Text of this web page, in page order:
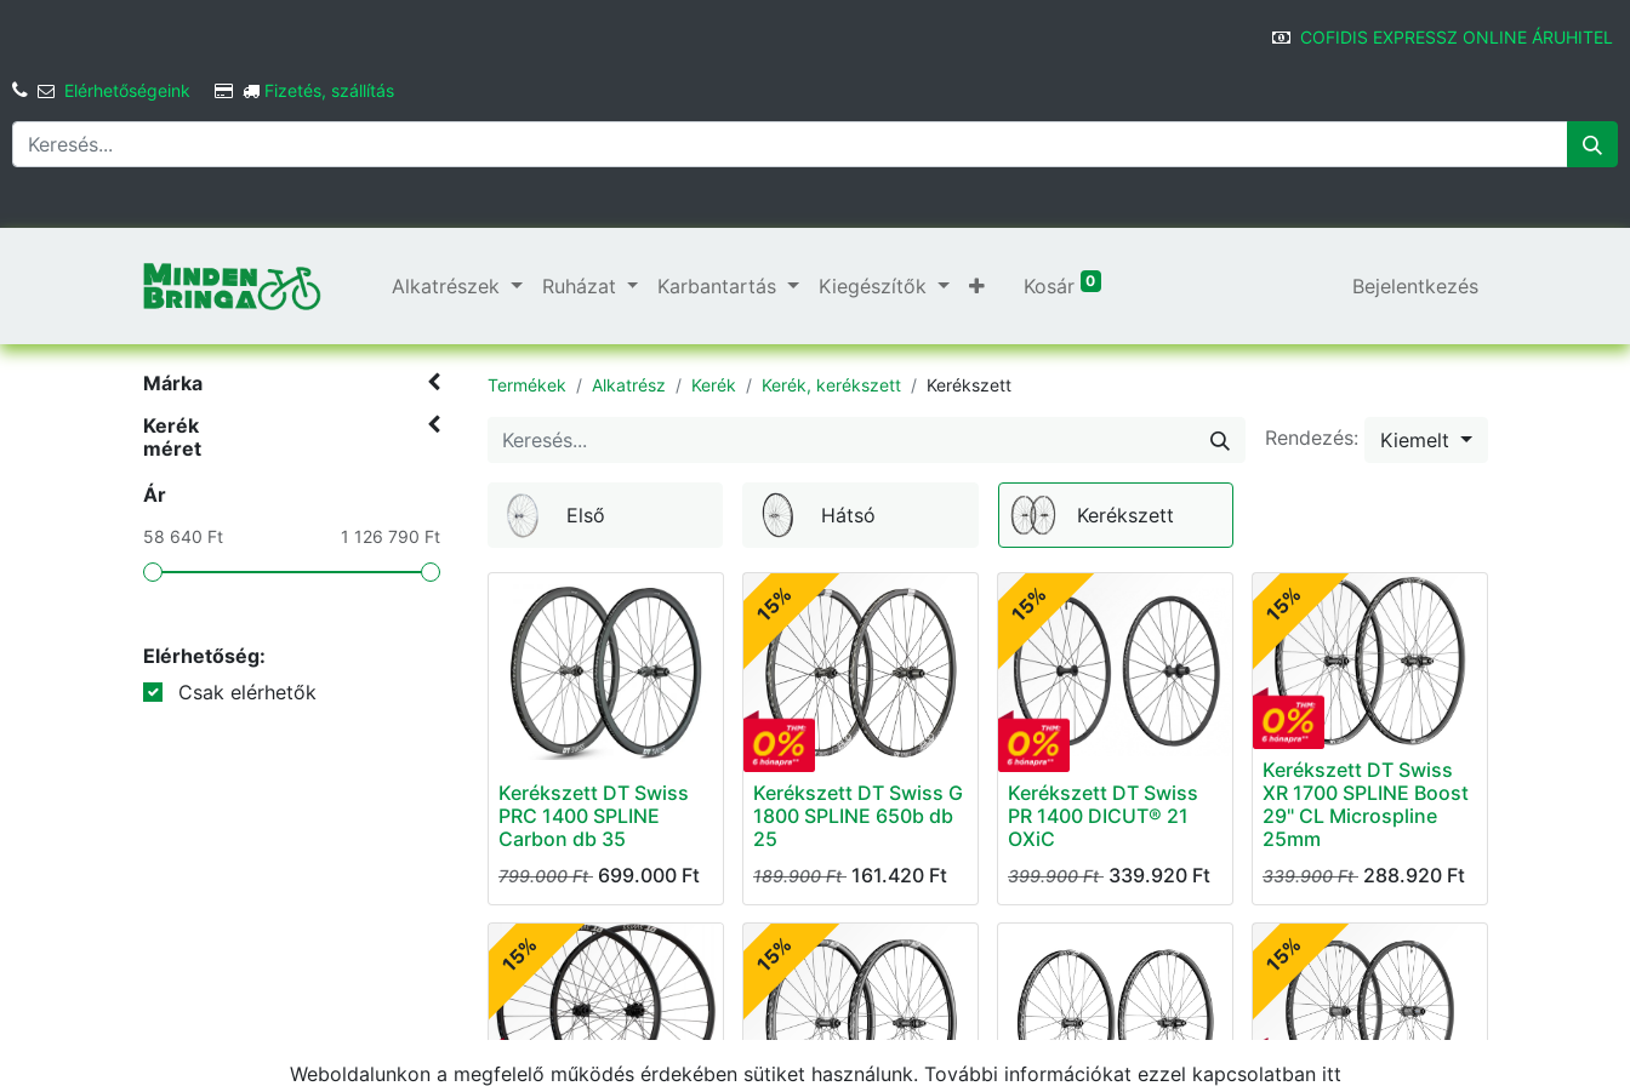
COFIDIS EXPRESSZ ONLINE ÁRUHITEL
Elérhetőségeink Fizetés, szállítás
Alkatrészek Ruházat Karbantartás Kiegészítők Kosár 0 Bejelentkezés
Márka
Kerék
méret
Ár
58 640 Ft 1 126 790 Ft
Elérhetőség:
Csak elérhetők
Termékek Alkatrész Kerék Kerék, kerékszett Kerékszett
Rendezés: Kiemelt
Első Hátsó Kerékszett
Kerékszett DT Swiss
PRC 1400 SPLINE
Carbon db 35
799.000Ft 699.000 Ft
15%
Kerékszett DT Swiss G
1800 SPLINE 650b db
25
189.900Ft 161.420 Ft
15%
Kerékszett DT Swiss
PR 1400 DICUT® 21
OXiC
399.900Ft 339.920 Ft
15%
Kerékszett DT Swiss
XR 1700 SPLINE Boost
29" CL Microspline
25mm
339.900Ft 288.920 Ft
15% 15% 15%
Weboldalunkon a megfelelő működés érdekében sütiket használunk. További információkat ezzel kapcsolatban itt